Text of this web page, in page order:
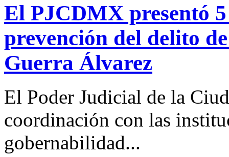
El PJCDMX presentó
prevención del delito
Guerra Álvarez
El Poder Judicial de la
coordinación con las
gobernabilidad...